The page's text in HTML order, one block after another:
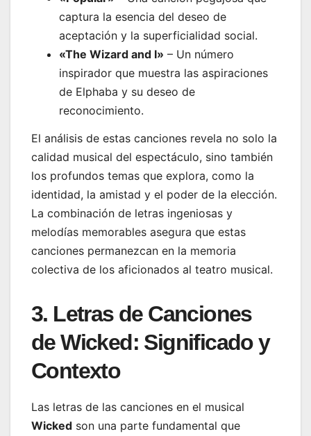
captura la esencia del deseo de
aceptación y la superficialidad social.
«The Wizard and I» – Un número
inspirador que muestra las aspiraciones
de Elphaba y su deseo de
reconocimiento.
El análisis de estas canciones revela no solo la
calidad musical del espectáculo, sino también
los profundos temas que explora, como la
identidad, la amistad y el poder de la elección.
La combinación de letras ingeniosas y
melodías memorables asegura que estas
canciones permanezcan en la memoria
colectiva de los aficionados al teatro musical.
3. Letras de Canciones
de Wicked: Significado y
Contexto
Las letras de las canciones en el musical
Wicked son una parte fundamental que